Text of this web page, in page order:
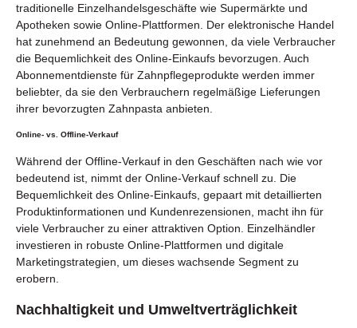
traditionelle Einzelhandelsgeschäfte wie Supermärkte und
Apotheken sowie Online-Plattformen. Der elektronische Handel
hat zunehmend an Bedeutung gewonnen, da viele Verbraucher
die Bequemlichkeit des Online-Einkaufs bevorzugen. Auch
Abonnementdienste für Zahnpflegeprodukte werden immer
beliebter, da sie den Verbrauchern regelmäßige Lieferungen
ihrer bevorzugten Zahnpasta anbieten.
Online- vs. Offline-Verkauf
Während der Offline-Verkauf in den Geschäften nach wie vor
bedeutend ist, nimmt der Online-Verkauf schnell zu. Die
Bequemlichkeit des Online-Einkaufs, gepaart mit detaillierten
Produktinformationen und Kundenrezensionen, macht ihn für
viele Verbraucher zu einer attraktiven Option. Einzelhändler
investieren in robuste Online-Plattformen und digitale
Marketingstrategien, um dieses wachsende Segment zu
erobern.
Nachhaltigkeit und Umweltverträglichkeit